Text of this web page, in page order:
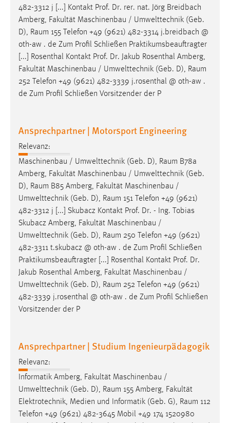
482-3312 j [...] Kontakt Prof. Dr. rer. nat. Jörg Breidbach
Amberg, Fakultät Maschinenbau / Umwelttechnik (Geb.
D), Raum 155 Telefon +49 (9621) 482-3314 j.breidbach @
oth-aw . de Zum Profil Schließen Praktikumsbeauftragter
[...] Rosenthal Kontakt Prof. Dr. Jakub Rosenthal Amberg,
Fakultät Maschinenbau / Umwelttechnik (Geb. D), Raum
252 Telefon +49 (9621) 482-3339 j.rosenthal @ oth-aw .
de Zum Profil Schließen Vorsitzender der P
Ansprechpartner | Motorsport Engineering
Relevanz:
Maschinenbau / Umwelttechnik (Geb. D), Raum B78a
Amberg, Fakultät Maschinenbau / Umwelttechnik (Geb.
D), Raum B85 Amberg, Fakultät Maschinenbau /
Umwelttechnik (Geb. D), Raum 151 Telefon +49 (9621)
482-3312 j [...] Skubacz Kontakt Prof. Dr. - Ing. Tobias
Skubacz Amberg, Fakultät Maschinenbau /
Umwelttechnik (Geb. D), Raum 250 Telefon +49 (9621)
482-3311 t.skubacz @ oth-aw . de Zum Profil Schließen
Praktikumsbeauftragter [...] Rosenthal Kontakt Prof. Dr.
Jakub Rosenthal Amberg, Fakultät Maschinenbau /
Umwelttechnik (Geb. D), Raum 252 Telefon +49 (9621)
482-3339 j.rosenthal @ oth-aw . de Zum Profil Schließen
Vorsitzender der P
Ansprechpartner | Studium Ingenieurpädagogik
Relevanz:
Informatik Amberg, Fakultät Maschinenbau /
Umwelttechnik (Geb. D), Raum 155 Amberg, Fakultät
Elektrotechnik, Medien und Informatik (Geb. G), Raum 112
Telefon +49 (9621) 482-3645 Mobil +49 174 1520980
Cookie Laufzeit:
24 Stunden
STATISTIK
Statistik Cookies erfassen Informationen anonym.
Diese Informationen helfen uns zu verstehen, wie
Matomo
Name:
_pk_ref, _pk_cvar, _pk_id, _pk_ses
Zweck:
Zugriffsstatistik
Cookie Laufzeit:
Max. 13 Monate
MARKETING
Marketing Cookies werden von Drittanbietern
verwendet, um personalisierte Werbung anzuzeigen.
Sie tun dies, indem sie Besucher über Websites
Google Ads
Name:
_gcl_au
Anbieter:
Google Ireland Limited